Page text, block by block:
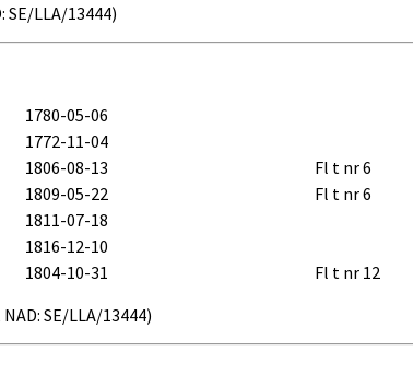
SE/LLA/13444)
1780-05-06
1772-11-04
1806-08-13
Fl t nr 6
1809-05-22
Fl t nr 6
1811-07-18
1816-12-10
1804-10-31
Fl t nr 12
SE/LLA/13444)